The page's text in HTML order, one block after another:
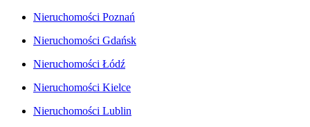
Nieruchomości Poznań
Nieruchomości Gdańsk
Nieruchomości Łódź
Nieruchomości Kielce
Nieruchomości Lublin